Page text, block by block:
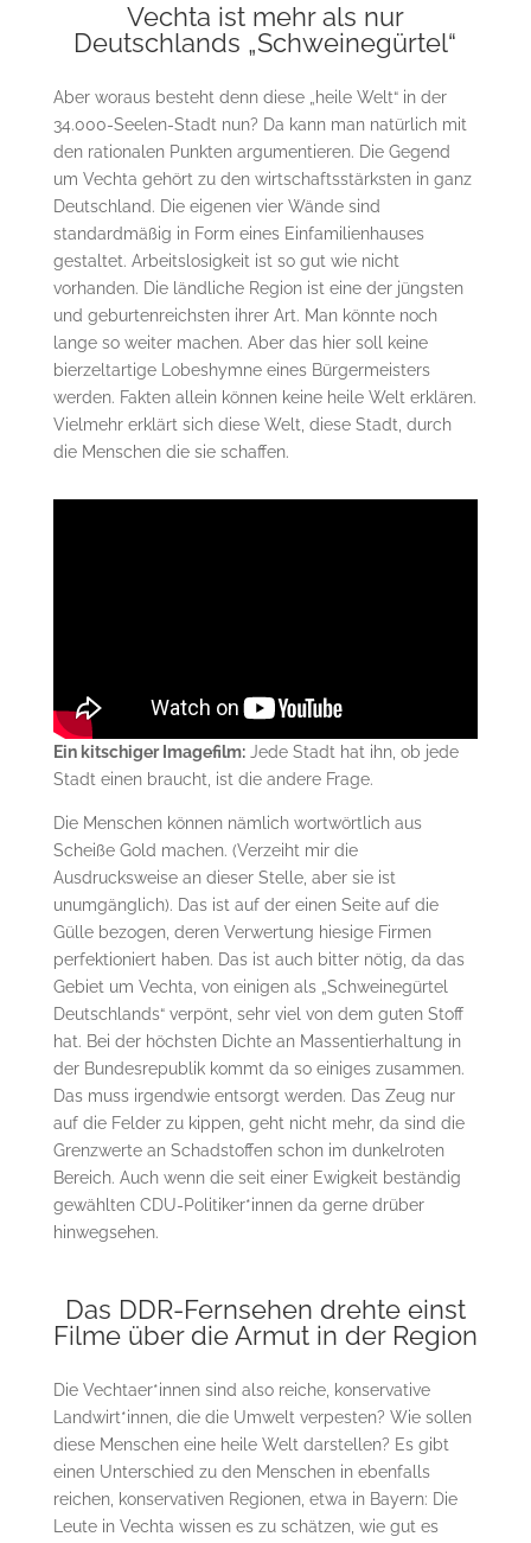
Vechta ist mehr als nur
Deutschlands „Schweinegürtel“
Aber woraus besteht denn diese „heile Welt“ in der
34.000-Seelen-Stadt nun? Da kann man natürlich mit
den rationalen Punkten argumentieren. Die Gegend
um Vechta gehört zu den wirtschaftsstärksten in ganz
Deutschland. Die eigenen vier Wände sind
standardmäßig in Form eines Einfamilienhauses
gestaltet. Arbeitslosigkeit ist so gut wie nicht
vorhanden. Die ländliche Region ist eine der jüngsten
und geburtenreichsten ihrer Art. Man könnte noch
lange so weiter machen. Aber das hier soll keine
bierzeltartige Lobeshymne eines Bürgermeisters
werden. Fakten allein können keine heile Welt erklären.
Vielmehr erklärt sich diese Welt, diese Stadt, durch
die Menschen die sie schaffen.
Ein kitschiger Imagefilm:Jede Stadt hat ihn, ob jede
Stadt einen braucht, ist die andere Frage.
Die Menschen können nämlich wortwörtlich aus
Scheiße Gold machen. (Verzeiht mir die
Ausdrucksweise an dieser Stelle, aber sie ist
unumgänglich). Das ist auf der einen Seite auf die
Gülle bezogen, deren Verwertung hiesige Firmen
perfektioniert haben. Das ist auch bitter nötig, da das
Gebiet um Vechta, von einigen als „Schweinegürtel
Deutschlands“ verpönt, sehr viel von dem guten Stoff
hat. Bei der höchsten Dichte an Massentierhaltung in
der Bundesrepublik kommt da so einiges zusammen.
Das muss irgendwie entsorgt werden. Das Zeug nur
auf die Felder zu kippen, geht nicht mehr, da sind die
Grenzwerte an Schadstoffen schon im dunkelroten
Bereich. Auch wenn die seit einer Ewigkeit beständig
gewählten CDU-Politiker*innen da gerne drüber
hinwegsehen.
Das DDR-Fernsehen drehte einst
Filme über die Armut in der Region
Die Vechtaer*innen sind also reiche, konservative
Landwirt*innen, die die Umwelt verpesten? Wie sollen
diese Menschen eine heile Welt darstellen? Es gibt
einen Unterschied zu den Menschen in ebenfalls
reichen, konservativen Regionen, etwa in Bayern: Die
Leute in Vechta wissen es zu schätzen, wie gut es